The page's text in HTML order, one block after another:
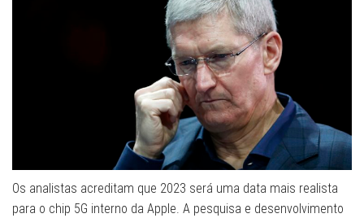
Os analistas acreditam que 2023 será uma data mais realista
para o chip 5G interno da Apple. A pesquisa e desenvolvimento